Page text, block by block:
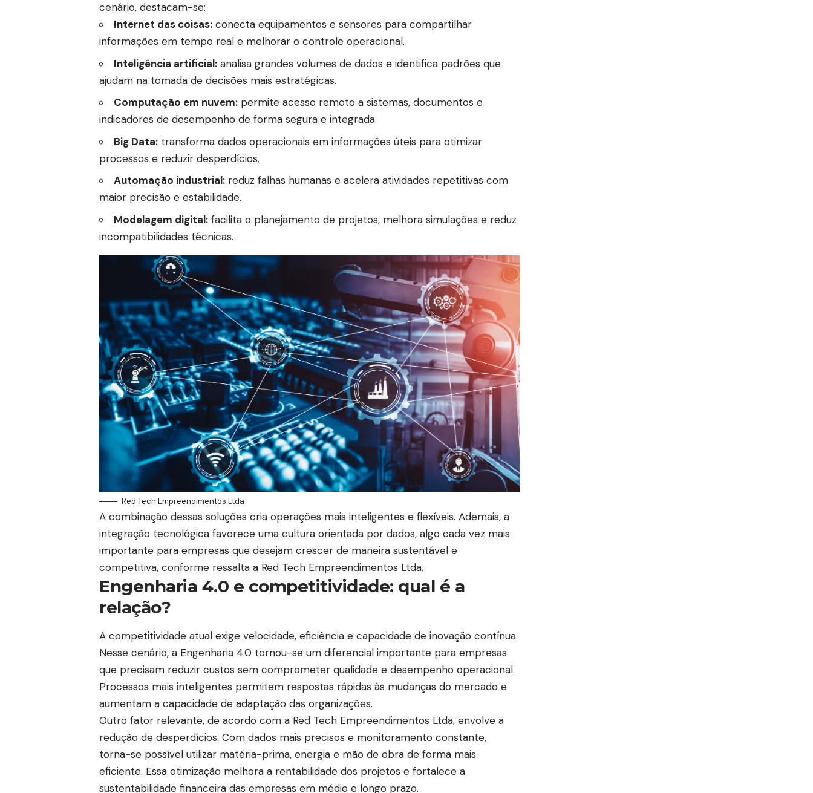
cenário, destacam-se:
Internet das coisas: conecta equipamentos e sensores para compartilhar
informações em tempo real e melhorar o controle operacional.
Inteligência artificial: analisa grandes volumes de dados e identifica padrões que
ajudam na tomada de decisões mais estratégicas.
Computação em nuvem: permite acesso remoto a sistemas, documentos e
indicadores de desempenho de forma segura e integrada.
Big Data: transforma dados operacionais em informações úteis para otimizar
processos e reduzir desperdícios.
Automação industrial: reduz falhas humanas e acelera atividades repetitivas com
maior precisão e estabilidade.
Modelagem digital: facilita o planejamento de projetos, melhora simulações e reduz
incompatibilidades técnicas.
Red Tech Empreendimentos Ltda
A combinação dessas soluções cria operações mais inteligentes e flexíveis. Ademais, a
integração tecnológica favorece uma cultura orientada por dados, algo cada vez mais
importante para empresas que desejam crescer de maneira sustentável e
competitiva, conforme ressalta a Red Tech Empreendimentos Ltda.
Engenharia 4.0 e competitividade: qual é a
relação?
A competitividade atual exige velocidade, eficiência e capacidade de inovação contínua.
Nesse cenário, a Engenharia 4.0 tornou-se um diferencial importante para empresas
que precisam reduzir custos sem comprometer qualidade e desempenho operacional.
Processos mais inteligentes permitem respostas rápidas às mudanças do mercado e
aumentam a capacidade de adaptação das organizações.
Outro fator relevante, de acordo com a Red Tech Empreendimentos Ltda, envolve a
redução de desperdícios. Com dados mais precisos e monitoramento constante,
torna-se possível utilizar matéria-prima, energia e mão de obra de forma mais
eficiente. Essa otimização melhora a rentabilidade dos projetos e fortalece a
sustentabilidade financeira das empresas em médio e longo prazo.